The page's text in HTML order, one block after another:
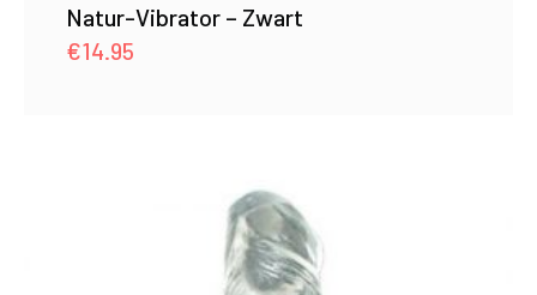
Natur-Vibrator – Zwart
€14.95